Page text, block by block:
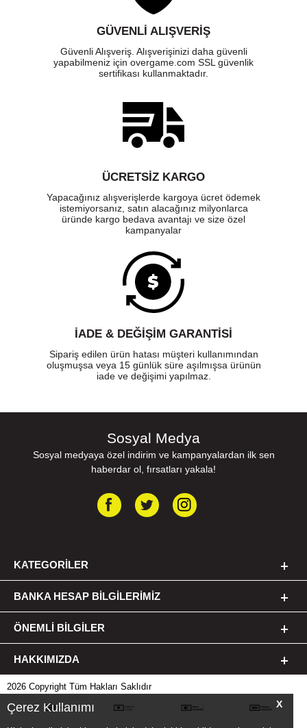
X
Çerez Kullanımı
GÜVENLI ALIŞVERIŞ
Güvenli Alışveriş. Alışverişinizi daha güvenli
yapabilmeniz için overgame.com SSL güvenlik
sertifikası kullanmaktadır.
ÜCRETSIZ KARGO
Yapacağınız alışverişlerde kargoya ücret ödemek
istemiyorsanız, satın alacağınız milyonlarca
üründe kargo bedava avantajı ve size özel
kampanyalar
İADE & DEĞİŞİM GARANTİSİ
Sipariş edilen ürün hatası müşteri kullanımından
oluşmuşsa veya 15 günlük süre aşılmışsa ürünün
iade ve değişimi yapılmaz.
Sosyal Medya
Sosyal medyaya özel indirim ve kampanyalardan ilk sen
haberdar ol, fırsatları yakala!
KATEGORILER
BANKA HESAP BILGILERIMIZ
ÖNEMLI BILGILER
HAKKIMIZDA
2026 Copyright Tüm Hakları Saklıdır